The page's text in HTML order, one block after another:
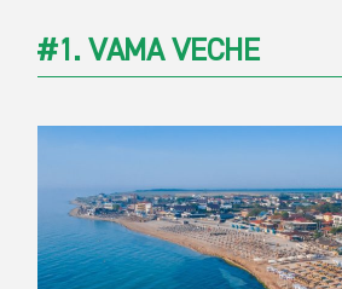
#1. VAMA VECHE